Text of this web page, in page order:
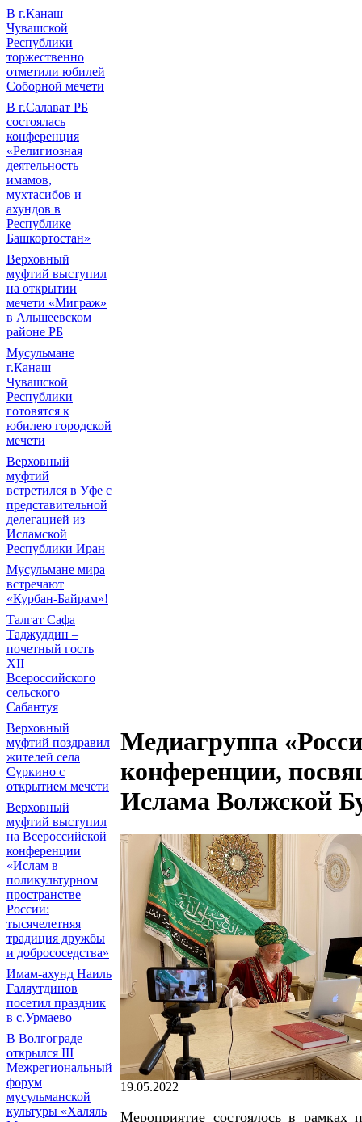
В г.Канаш
Чувашской
Республики
торжественно
отметили юбилей
Соборной мечети
В г.Салават РБ
состоялась
конференция
«Религиозная
деятельность
имамов,
мухтасибов и
ахундов в
Республике
Башкортостан»
Верховный
муфтий выступил
на открытии
мечети «Миграж»
в Альшеевском
районе РБ
Мусульмане
г.Канаш
Чувашской
Республики
готовятся к
юбилею городской
мечети
Верховный
муфтий
встретился в Уфе с
представительной
делегацией из
Исламской
Республики Иран
Мусульмане мира
встречают
«Курбан-Байрам»!
Талгат Сафа
Таджуддин –
почетный гость
XII
Всероссийского
сельского
Сабантуя
Верховный
муфтий поздравил
жителей села
Суркино с
открытием мечети
Верховный
муфтий выступил
на Всероссийской
конференции
«Ислам в
поликультурном
пространстве
России:
тысячелетняя
традиция дружбы
и добрососедства»
Имам-ахунд Наиль
Галяутдинов
посетил праздник
в с.Урмаево
В Волгограде
открылся III
Межрегиональный
форум
мусульманской
культуры «Халяль
Медиагруппа
конференции,
Ислама Волжской
19.05.2022
Мероприятие состоялось в рамках